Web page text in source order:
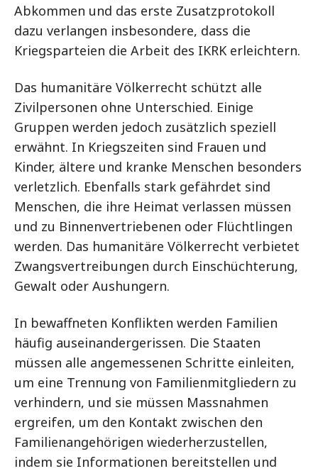
Abkommen und das erste Zusatzprotokoll
dazu verlangen insbesondere, dass die
Kriegsparteien die Arbeit des IKRK erleichtern.
Das humanitäre Völkerrecht schützt alle
Zivilpersonen ohne Unterschied. Einige
Gruppen werden jedoch zusätzlich speziell
erwähnt. In Kriegszeiten sind Frauen und
Kinder, ältere und kranke Menschen besonders
verletzlich. Ebenfalls stark gefährdet sind
Menschen, die ihre Heimat verlassen müssen
und zu Binnenvertriebenen oder Flüchtlingen
werden. Das humanitäre Völkerrecht verbietet
Zwangsvertreibungen durch Einschüchterung,
Gewalt oder Aushungern.
In bewaffneten Konflikten werden Familien
häufig auseinandergerissen. Die Staaten
müssen alle angemessenen Schritte einleiten,
um eine Trennung von Familienmitgliedern zu
verhindern, und sie müssen Massnahmen
ergreifen, um den Kontakt zwischen den
Familienangehörigen wiederherzustellen,
indem sie Informationen bereitstellen und